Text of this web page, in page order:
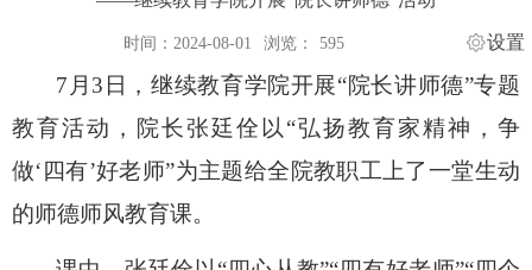
时间：2024-08-01 浏览： 595 设置
7月3日，继续教育学院开展“院长讲师德”专题
教育活动，院长张廷佺以“弘扬教育家精神，争
做‘四有’好老师”为主题给全院教职工 上了一堂生动
的师德师风教育课。